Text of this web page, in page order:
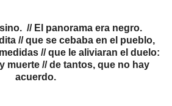
// El panorama era negro.
// que se cebaba en el pueblo,
// que le aliviaran el duelo:
muerte // de tantos, que no hay
acuerdo.